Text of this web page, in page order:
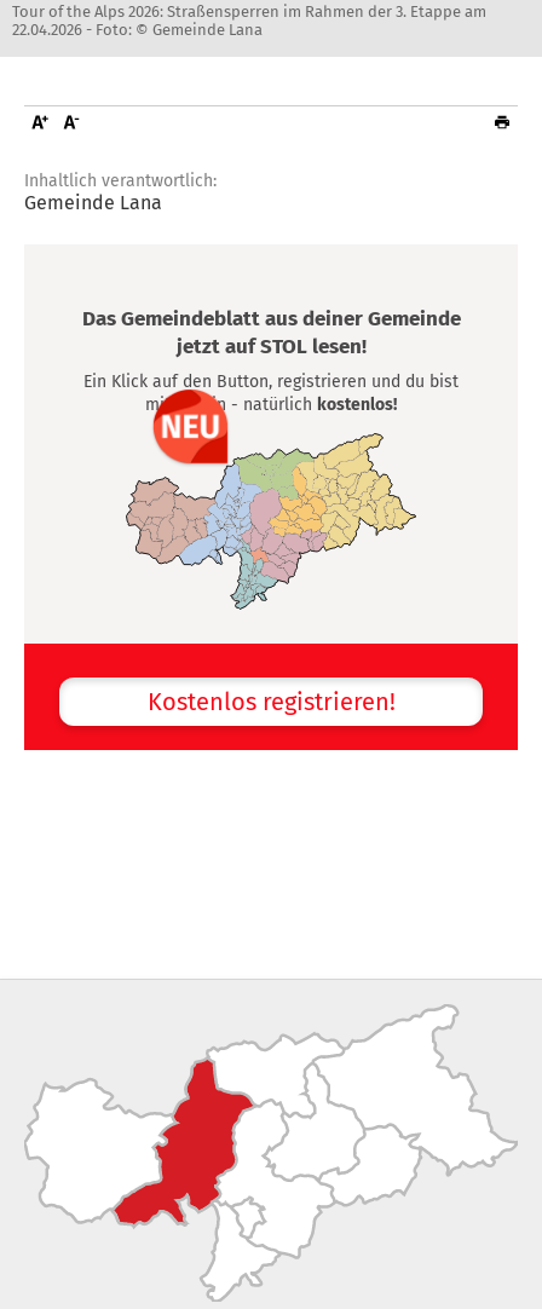
Tour of the Alps 2026: Straßensperren im Rahmen der 3. Etappe am
22.04.2026 - Foto: © Gemeinde Lana
Inhaltlich verantwortlich:
Gemeinde Lana
Das Gemeindeblatt aus deiner Gemeinde
jetzt auf STOL lesen!
Ein Klick auf den Button, registrieren und du bist
mittendrin - natürlich kostenlos!
Kostenlos registrieren!